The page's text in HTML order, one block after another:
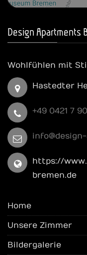
Design Apartments
Wohlfühlen mit
Hastedter
+49 0421 7
https://
bremen.de
Home
Unsere Zimmer
Bildergalerie